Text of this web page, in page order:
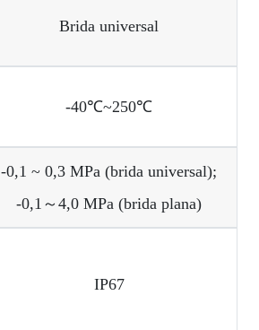
Brida universal
-40℃~250℃
-0,1 ~ 0,3 MPa (brida universal);
-0,1～4,0 MPa (brida plana)
IP67